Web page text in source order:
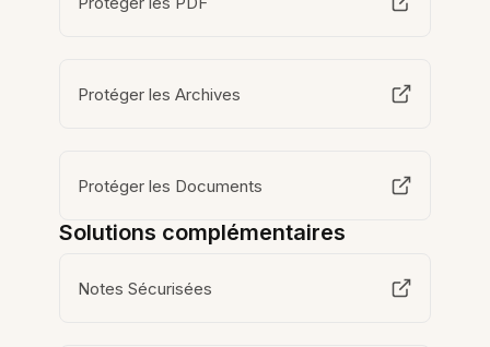
Protéger les Archives
Protéger les Documents
Solutions complémentaires
Notes Sécurisées